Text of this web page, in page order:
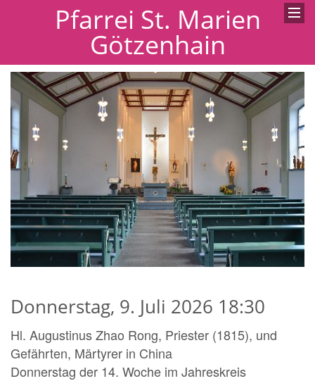
Pfarrei St. Marien
Götzenhain
Donnerstag, 9. Juli 2026 18:30
Hl. Augustinus Zhao Rong, Priester (1815), und
Gefährten, Märtyrer in China
Donnerstag der 14. Woche im Jahreskreis